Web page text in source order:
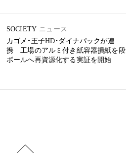
SOCIETY ニュース
カゴメ・王子HD・ダイナパックが連
携 工場のアルミ付き紙容器損紙を段
ボールへ再資源化する実証を開始